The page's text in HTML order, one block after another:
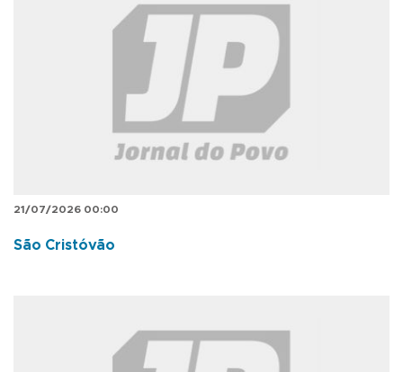
21/07/2026 00:00
São Cristóvão